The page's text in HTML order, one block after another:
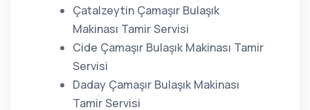
Çatalzeytin Çamaşır Bulaşık
Makinası Tamir Servisi
Cide Çamaşır Bulaşık Makinası Tamir
Servisi
Daday Çamaşır Bulaşık Makinası
Tamir Servisi